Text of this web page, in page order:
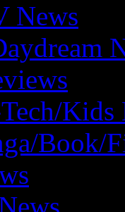
News
Kids
Book/